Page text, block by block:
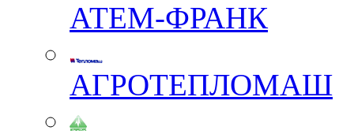
АТЕМ-ФРАНК
АГРОТЕПЛОМАШ